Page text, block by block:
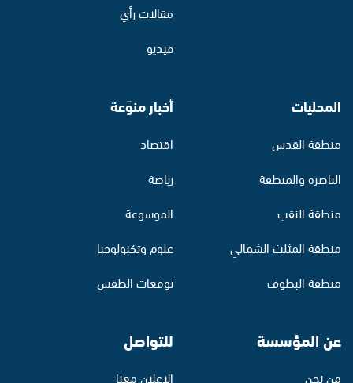
مقالات رأي
فيديو
المحليات
منطقة القدس
الناصرة والمنطقة
منطقة النقب
منطقة المثلث الشمالي
منطقة البطوف
أخبار منوّعة
اقتصاد
رياضة
الموسوعة
علوم وتكنولوجيا
توقعات الطقس
عن المؤسسة
من نحن
للتواصل
الإعلان معنا